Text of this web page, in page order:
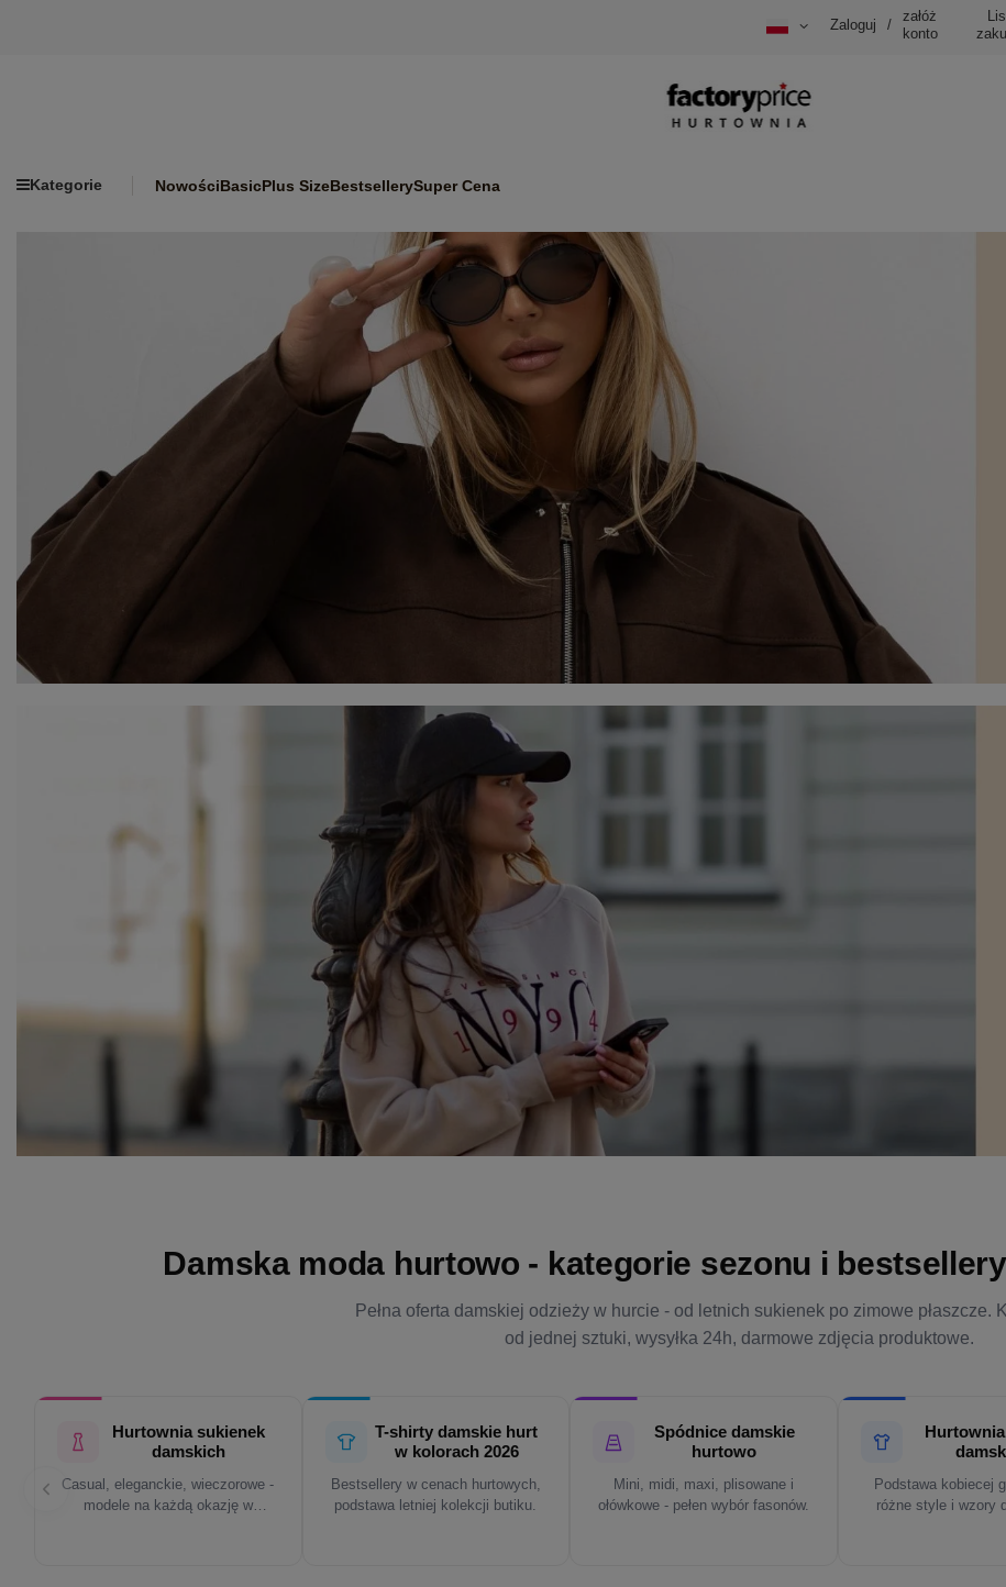
Zaloguj /
załóż
konto
Kategorie NowościBasicPlus SizeBestsellerySuper Cena
Damska moda hurtowo - kategorie sezonu i
Pełna oferta damskiej odzieży w hurcie - od letnich sukienek po zimowe płaszcze.
od jednej sztuki, wysyłka 24h, darmowe zdjęcia produktowe.
Hurtownia sukienek
damskich
Casual, eleganckie, wieczorowe -
modele na każdą okazję w
T-shirty damskie hurt
w kolorach 2026
Bestsellery w cenach hurtowych,
podstawa letniej kolekcji butiku.
Spódnice damskie
hurtowo
Mini, midi, maxi, plisowane i
ołówkowe - pełen wybór fasonów.
Podstawa kobiecej
różne style i wzory